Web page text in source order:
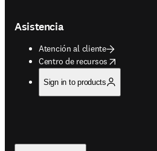
Asistencia
Atención al cliente
Centro de recursos
opens in new tab/window
Sign in to products